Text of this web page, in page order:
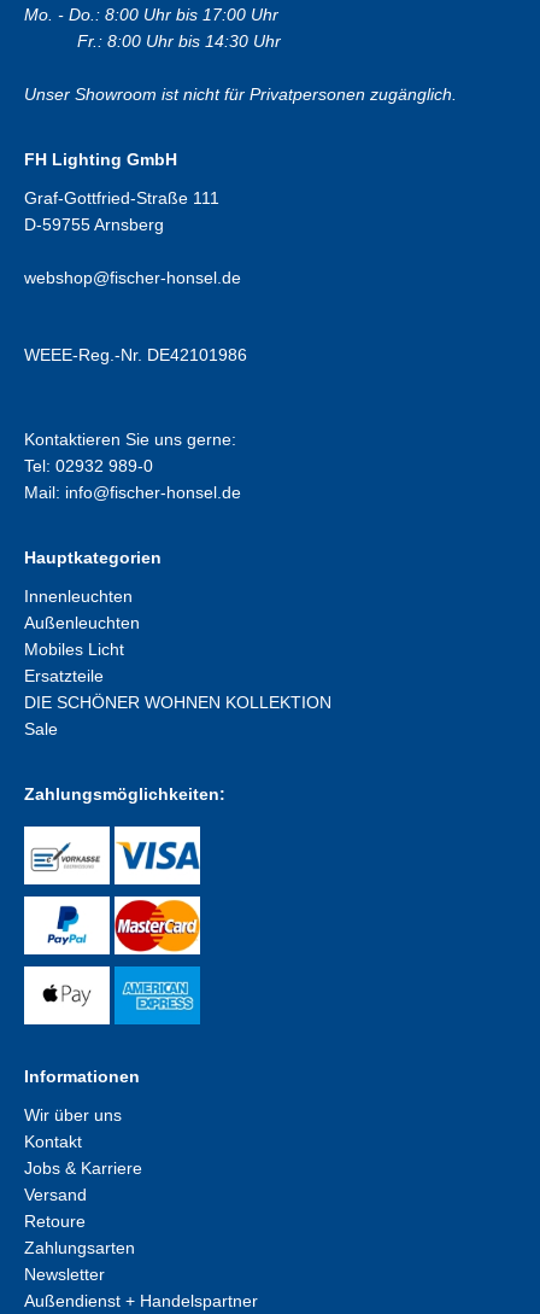
Mo. - Do.: 8:00 Uhr bis 17:00 Uhr
Fr.: 8:00 Uhr bis 14:30 Uhr
Unser Showroom ist nicht für Privatpersonen zugänglich.
FH Lighting GmbH
Graf-Gottfried-Straße 111
D-59755 Arnsberg
webshop@fischer-honsel.de
WEEE-Reg.-Nr. DE42101986
Kontaktieren Sie uns gerne:
Tel: 02932 989-0
Mail: info@fischer-honsel.de
Hauptkategorien
Innenleuchten
Außenleuchten
Mobiles Licht
Ersatzteile
DIE SCHÖNER WOHNEN KOLLEKTION
Sale
Zahlungsmöglichkeiten:
Informationen
Wir über uns
Kontakt
Jobs & Karriere
Versand
Retoure
Zahlungsarten
Newsletter
Außendienst + Handelspartner